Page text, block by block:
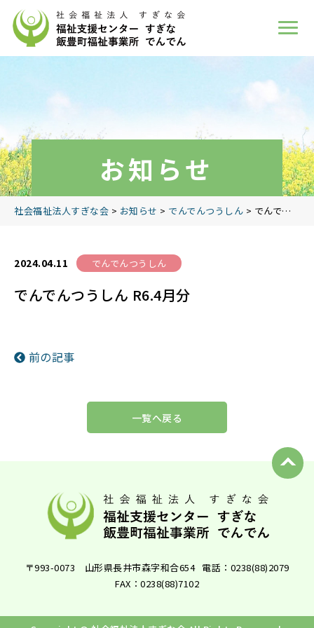
お知らせ
社会福祉法人すぎな会 > お知らせ > でんでんつうしん > でんでんつうしん R6.4月分
2024.04.11 でんでんつうしん
でんでんつうしん R6.4月分
前の記事
一覧へ戻る
〒993-0073 山形県長井市森字和合654 電話：0238(88)2079
FAX：0238(88)7102